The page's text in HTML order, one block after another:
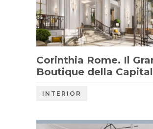
Corinthia Rome. Il
Boutique della
INTERIOR